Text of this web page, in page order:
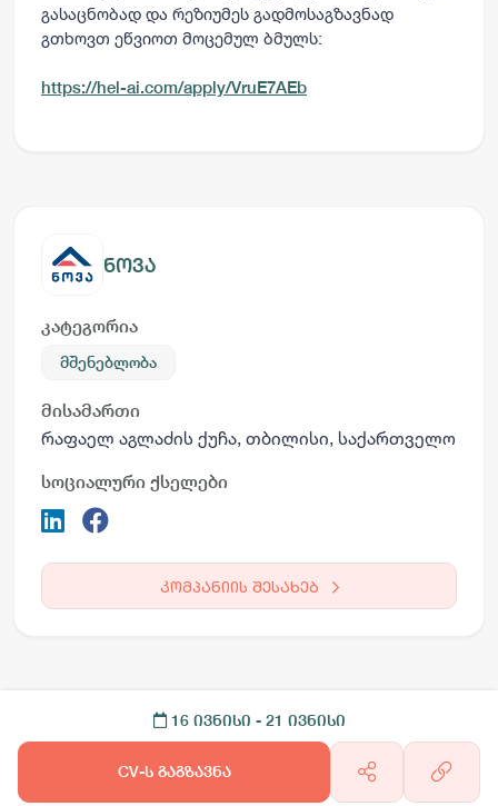
გასაცნობად და რეზიუმეს გადმოსაგზავნად
გთხოვთ ეწვიოთ მოცემულ ბმულს:
https://hel-ai.com/apply/VruE7AEb
ნოვა
კატეგორია
მშენებლობა
მისამართი
რაფაელ აგლაძის ქუჩა, თბილისი, საქართველო
სოციალური ქსელები
კომპანიის შესახებ
16 ივნისი - 21 ივნისი
CV-ს გაგზავნა